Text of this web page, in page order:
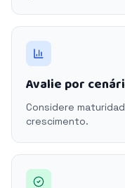
Avalie por
Considere
crescimento.